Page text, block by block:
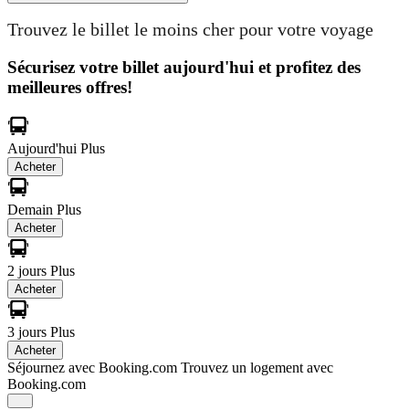
Trouvez le billet le moins cher pour votre voyage
Sécurisez votre billet aujourd'hui et profitez des
meilleures offres!
Aujourd'hui Plus
Acheter
Demain Plus
Acheter
2 jours Plus
Acheter
3 jours Plus
Acheter
Séjournez avec Booking.com Trouvez un logement avec
Booking.com